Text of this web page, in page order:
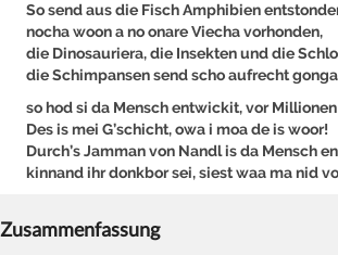
So send aus die Fisch Amphibien
nocha woon a no onare Viecha vorhonden,
die Dinosauriera, die Insekten und die
die Schimpansen send scho aufrecht
so hod si da Mensch entwickit, vor Millionen
Des is mei G’schicht, owa i moa de is woor!
Durch’s Jamman von Nandl is da Mensch
kinnand ihr donkbor sei, siest waa ma nid
Zusammenfassung